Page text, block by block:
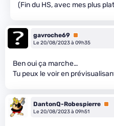
(Fin du HS, avec mes plus
gavroche69 Premium
Le 20/08/2023 à 09h35
Ben oui ça marche…
Tu peux le voir en
DantonQ-Robespierre
Le 20/08/2023 à 09h51